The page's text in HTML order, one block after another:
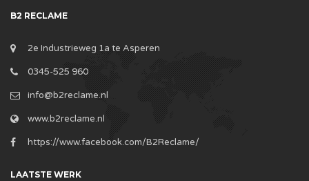
B2 RECLAME
2e Industrieweg 1a te Asperen
0345-525 960
info@b2reclame.nl
www.b2reclame.nl
https://www.facebook.com/B2Reclame/
LAATSTE WERK